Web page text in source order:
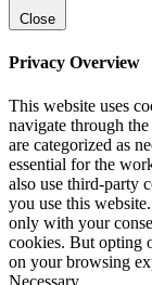
Close
Privacy Overview
This website uses
navigate through
are categorized as
essential for the
also use third-party
you use this
only with your
cookies. But opting
on your browsing
Necessary